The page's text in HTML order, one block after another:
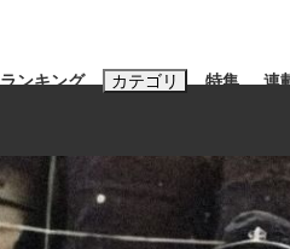
ランキング カテゴリ 特集 連
おすすめのキーワードタグ